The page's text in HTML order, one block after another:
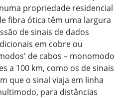
propriedade residencial
fibra ótica têm uma largura
de sinais de dados
em cobre ou
de cabos – monomodo
a 100 km, como os de sinais
que o sinal viaja em linha
para distâncias